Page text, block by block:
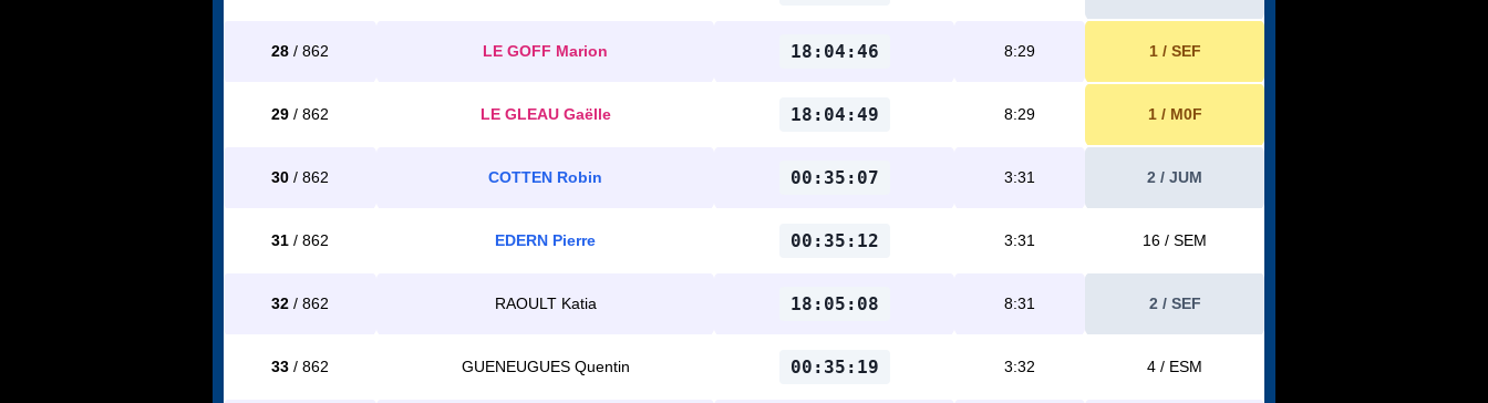
28 / 862 LE GOFF Marion 18:04:46 8:29 1 / SEF
29 / 862 LE GLEAU Gaëlle 18:04:49 8:29 1 / M0F
30 / 862 COTTEN Robin 00:35:07 3:31 2 / JUM
31 / 862 EDERN Pierre 00:35:12 3:31 16 / SEM
32 / 862 RAOULT Katia 18:05:08 8:31 2 / SEF
33 / 862 GUENEUGUES Quentin 00:35:19 3:32 4 / ESM